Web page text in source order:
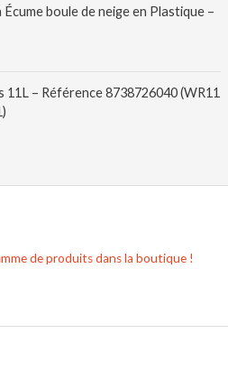
boule de neige en Plastique –
11L – Référence 8738726040 (WR11
de produits dans la boutique !